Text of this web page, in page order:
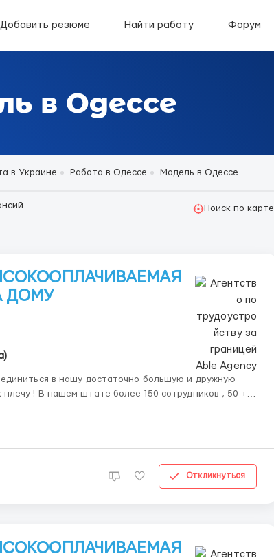
Добавить резюме Найти работу Форум
в Одессе
в Украине Работа в Одессе Модель в Одессе
Поиск по карте
ДОМУ
в нашу достаточно большую и дружную
, 50 +
Откликнуться